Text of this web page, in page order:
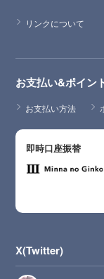
リンクについて
お支払い&ポイン
お支払い方法
即時口座振替
X(Twitter)